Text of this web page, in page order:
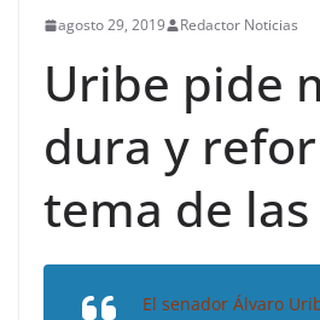
agosto 29, 2019 Redactor Noticias
Uribe pide
dura y
tema de las
El senador Álvaro